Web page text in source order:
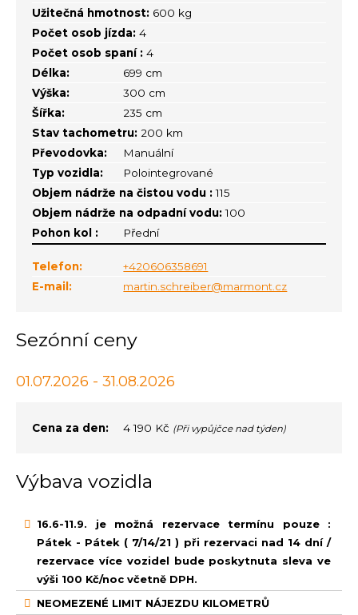
Užitečná hmotnost: 600 kg
Počet osob jízda: 4
Počet osob spaní : 4
Délka:
699 cm
Výška:
300 cm
Šířka:
235 cm
Stav tachometru: 200 km
Převodovka:
Manuální
Typ vozidla:
Polointegrované
Objem nádrže na čistou vodu : 115
Objem nádrže na odpadní vodu: 100
Pohon kol :
Přední
Telefon:
+420606358691
E-mail:
martin.schreiber@marmont.cz
Sezónní ceny
01.07.2026 - 31.08.2026
Cena za den: 4 190 Kč (Při vypůjčce nad týden)
Výbava vozidla
16.6-11.9. je možná rezervace termínu pouze :
Pátek - Pátek ( 7/14/21 ) při rezervaci nad 14 dní /
rezervace více vozidel bude poskytnuta sleva ve
výši 100 Kč/noc včetně DPH.
NEOMEZENÉ LIMIT NÁJEZDU KILOMETRŮ